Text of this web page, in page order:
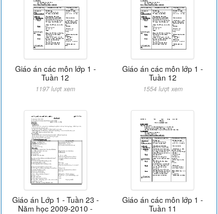
Giáo án các môn lớp 1 -
Tuần 12
1197 lượt xem
Giáo án các môn lớp 1 -
Tuần 12
1554 lượt xem
Giáo án Lớp 1 - Tuần 23 -
Năm học 2009-2010 -
Giáo án các môn lớp 1 -
Tuần 11